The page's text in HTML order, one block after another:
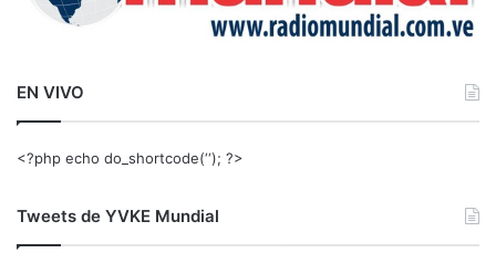
EN VIVO
<?php echo do_shortcode(‘‘); ?>
Tweets de YVKE Mundial